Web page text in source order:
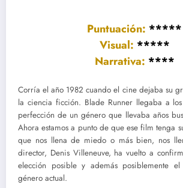
Puntuación: *****
Visual: *****
Narrativa: ****
Corría el año 1982 cuando el cine dejaba su
la ciencia ficción. Blade Runner llegaba a
perfección de un género que llevaba años
Ahora estamos a punto de que ese film tenga
que nos llena de miedo o más bien, nos
director, Denis Villeneuve, ha vuelto a
elección posible y además posiblemente
género actual.